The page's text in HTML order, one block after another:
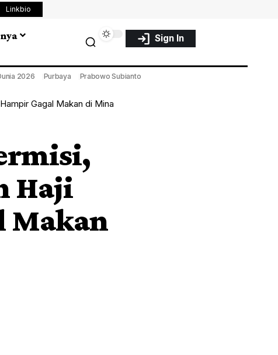
Linkbio
Sign In
2026 Purbaya Prabowo Subianto
Gagal Makan di Mina
Haji
Makan